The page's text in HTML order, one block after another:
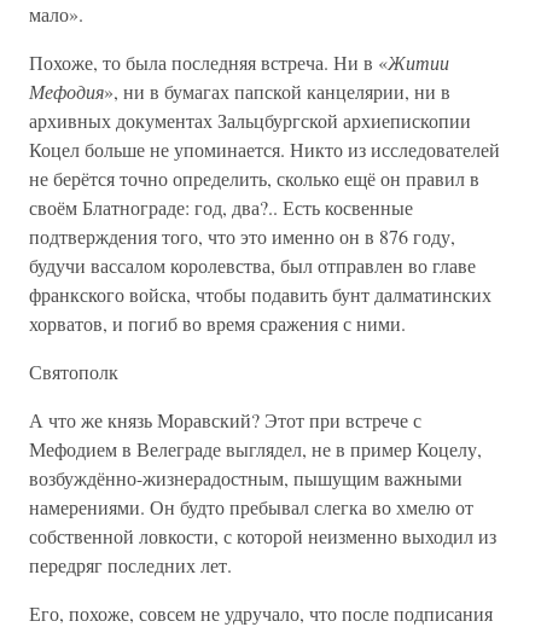
мало».
Похоже, то была последняя встреча. Ни в «Житии
Мефодия», ни в бумагах папской канцелярии, ни в
архивных документах Зальцбургской архиепископии
Коцел больше не упоминается. Никто из исследователей
не берётся точно определить, сколько ещё он правил в
своём Блатнограде: год, два?.. Есть косвенные
подтверждения того, что это именно он в 876 году,
будучи вассалом королевства, был отправлен во главе
франкского войска, чтобы подавить бунт далматинских
хорватов, и погиб во время сражения с ними.
Святополк
А что же князь Моравский? Этот при встрече с
Мефодием в Велеграде выглядел, не в пример Коцелу,
возбуждённо-жизнерадостным, пышущим важными
намерениями. Он будто пребывал слегка во хмелю от
собственной ловкости, с которой неизменно выходил из
передряг последних лет.
Его, похоже, совсем не удручало, что после подписания